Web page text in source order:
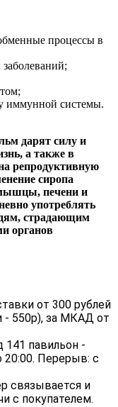
процессы в
иммунной системы.
дарят силу и
а также в
репродуктивную
сиропа
мышцы, печени и
употреблять
страдающим
органов
от 300 рублей
- 550р), за МКАД от
141 павильон -
20:00. Перерыв: с
связывается и
с покупателем.